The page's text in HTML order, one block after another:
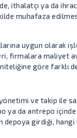
ithalatçı ya da
muhafaza
uygun
firmalara maliyet
göre
ve takip ile
ya da antrepo
girdiği,